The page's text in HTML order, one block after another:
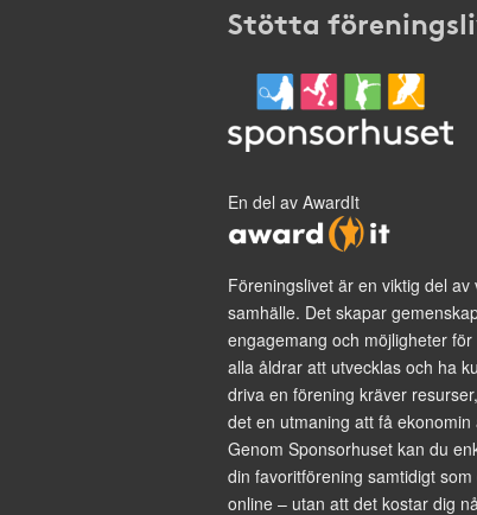
Stötta
En del av AwardIt
Föreningslivet är en viktig del av
samhälle. Det skapar
engagemang och möjligheter
alla åldrar att utvecklas och ha
driva en förening kräver
det en utmaning att få ekonomin
Genom Sponsorhuset kan du
din favoritförening samtidigt
online – utan att det kostar dig